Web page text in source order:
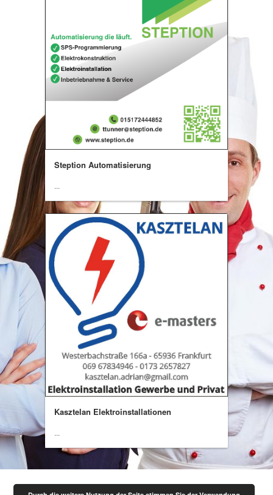
Steption Automatisierung
...
Kasztelan Elektroinstallationen
...